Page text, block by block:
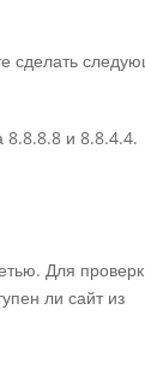
сделать
8.8.8.8 и 8.8.4.4.
Для
ли сайт из